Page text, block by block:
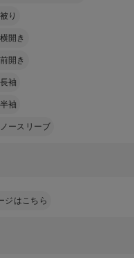
被り
横開き
前開き
長袖
半袖
ノースリーブ
ジはこちら